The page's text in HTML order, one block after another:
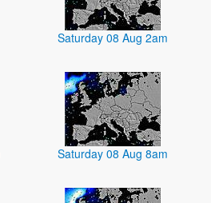
Saturday 08 Aug 2am
Saturday 08 Aug 8am